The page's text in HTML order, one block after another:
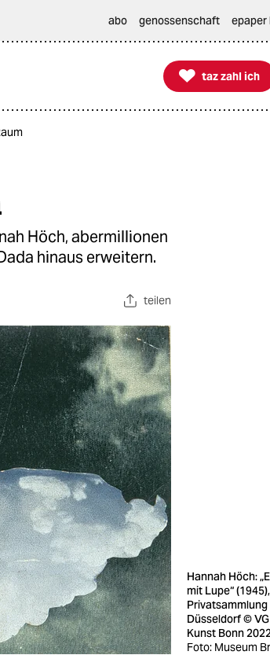
abo genossenschaft epaper

taz zahl ich
taz zahl ich
Höch, abermillionen
hinaus erweitern.
teilen
Hannah Höch:
mit Lupe“ (1945),
Privatsammlung
Düsseldorf ©
Kunst Bonn 2022
Foto: Museum